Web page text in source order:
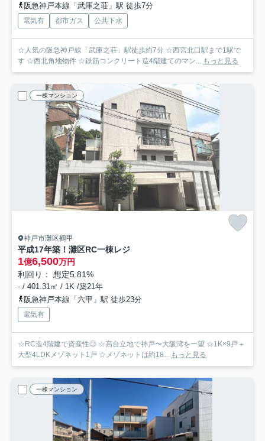
阪急神戸本線「武庫之荘」駅 徒歩7分
電気有 都市ガス 公共下水
☆人気の阪急神戸線「武庫之荘」駅徒歩約7分 ☆西宮北口駅まで1駅で
す ☆西北角地物件 ☆鉄筋コンクリート造4階建てのマン... もっと見る
一棟マンション
神戸市灘区鶴甲
平成17年築！灘区RC一棟レジ
1億6,500万円
利回り： 想定5.81%
- / 401.31㎡ / 1K /築21年
阪急神戸本線「六甲」駅 徒歩23分
電気有
☆RC造4階建で資産性◎ ☆高台立地で神戸〜大阪湾を一望 ☆1K×9戸＋
大型4LDKメゾネット1戸 ☆メゾネットは約18... もっと見る
一棟マンション